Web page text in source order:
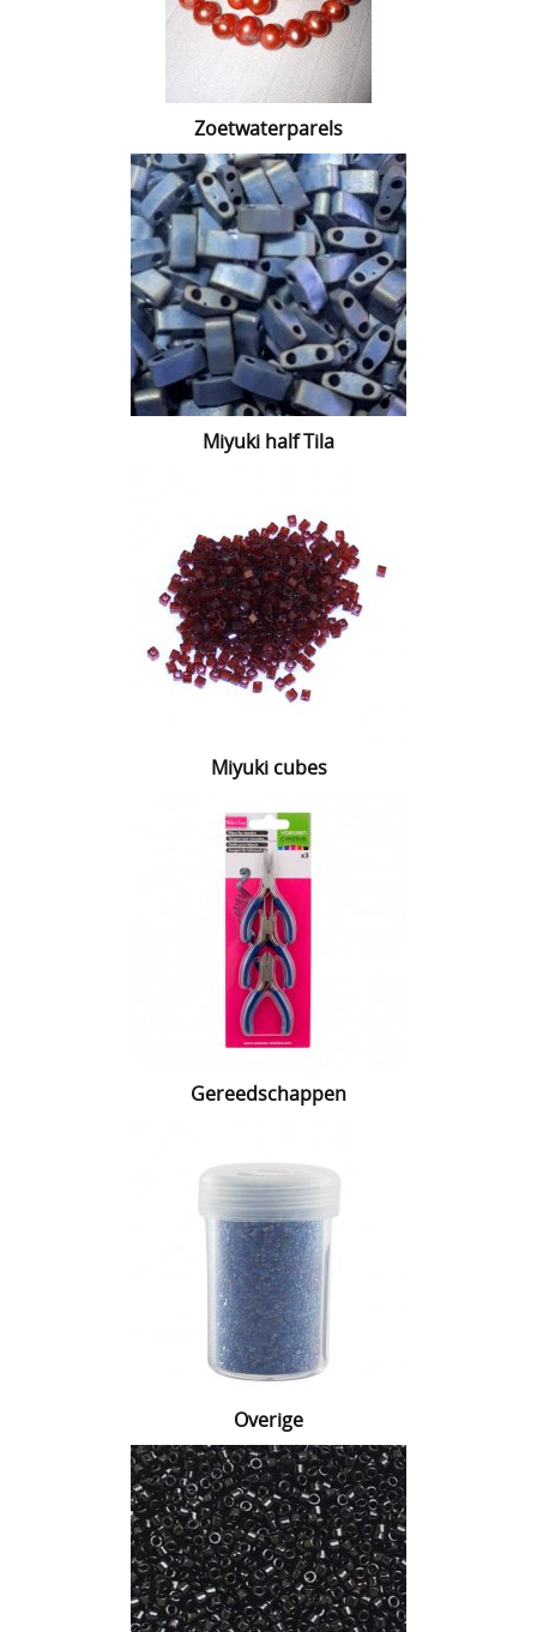
Zoetwaterparels
Miyuki half Tila
Miyuki cubes
Gereedschappen
Overige